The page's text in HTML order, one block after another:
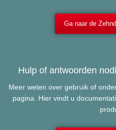
Ga naar de
Hulp of antwoorden
Meer weten over gebruik of
pagina. Hier vindt u